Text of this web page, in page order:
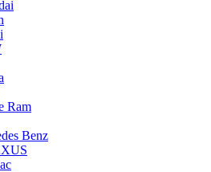
Ram
Benz